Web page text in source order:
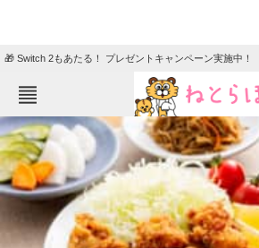
🎁 Switch 2もあたる！ プレゼントキャンペーン実施中！
ねとらぼメニュー
TOP ニュース
エンタメ クイズ
グルメ 地域